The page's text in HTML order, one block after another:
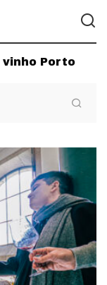
vinho Porto